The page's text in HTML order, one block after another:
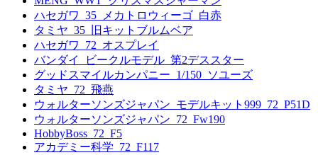
ハセガワ_35_メカトロウィーゴ_白赤
タミヤ_35_旧キットブルムベア
ハセガワ_72_オスプレイ
バンダイ_ビークルモデル_第2デススター
グッドスマイルカンパニー_1/150_ソユーズ
タミヤ_72_飛燕
ウォルターソンズジャパン_モデルキット999_72_P51D
ウォルターソンズジャパン_72_Fw190
HobbyBoss_72_F5
アカデミー科学_72_F117